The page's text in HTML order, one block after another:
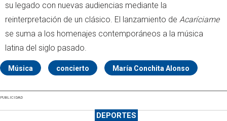
su legado con nuevas audiencias mediante la
reinterpretación de un clásico. El lanzamiento de Acaríciame
se suma a los homenajes contemporáneos a la música
latina del siglo pasado.
Música concierto María Conchita Alonso
PUBLICIDAD
DEPORTES